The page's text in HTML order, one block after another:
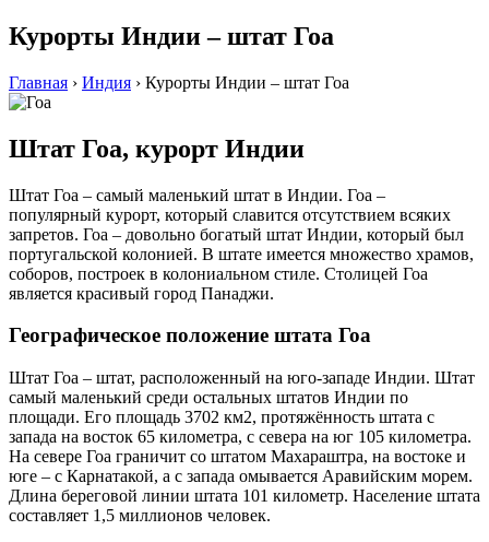
Курорты Индии – штат Гоа
Главная › Индия › Курорты Индии – штат Гоа
Штат Гоа, курорт Индии
Штат Гоа – самый маленький штат в Индии. Гоа –
популярный курорт, который славится отсутствием всяких
запретов. Гоа – довольно богатый штат Индии, который был
португальской колонией. В штате имеется множество храмов,
соборов, построек в колониальном стиле. Столицей Гоа
является красивый город Панаджи.
Географическое положение штата Гоа
Штат Гоа – штат, расположенный на юго-западе Индии. Штат
самый маленький среди остальных штатов Индии по
площади. Его площадь 3702 км2, протяжённость штата с
запада на восток 65 километра, с севера на юг 105 километра.
На севере Гоа граничит со штатом Махараштра, на востоке и
юге – с Карнатакой, а с запада омывается Аравийским морем.
Длина береговой линии штата 101 километр. Население штата
составляет 1,5 миллионов человек.